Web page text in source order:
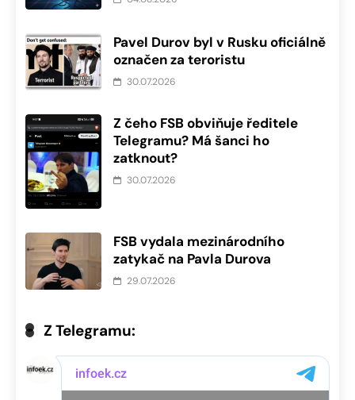
Pavel Durov byl v Rusku oficiálně
označen za teroristu
30.07.2026
Z čeho FSB obviňuje ředitele
Telegramu? Má šanci ho
zatknout?
30.07.2026
FSB vydala mezinárodního
zatykač na Pavla Durova
29.07.2026
Z Telegramu: